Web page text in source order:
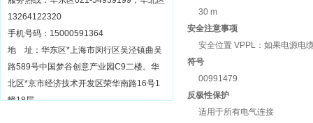
13264122320
手机号码：15000591364
地 址：华东区*上海市闵行区吴泾镇曲吴
路589号中国梦谷创意产业园C9二楼。华
北区*京市经济技术开发区荣华南路16号1
幢18层
30 m
安全注意事项
安全位置 VPPL：如果电源电
符号
00991479
反极性保护
适用于所有电气连接